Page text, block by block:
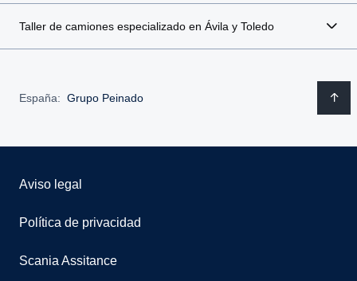
Taller de camiones especializado en Ávila y Toledo
España: Grupo Peinado
Aviso legal
Política de privacidad
Scania Assitance